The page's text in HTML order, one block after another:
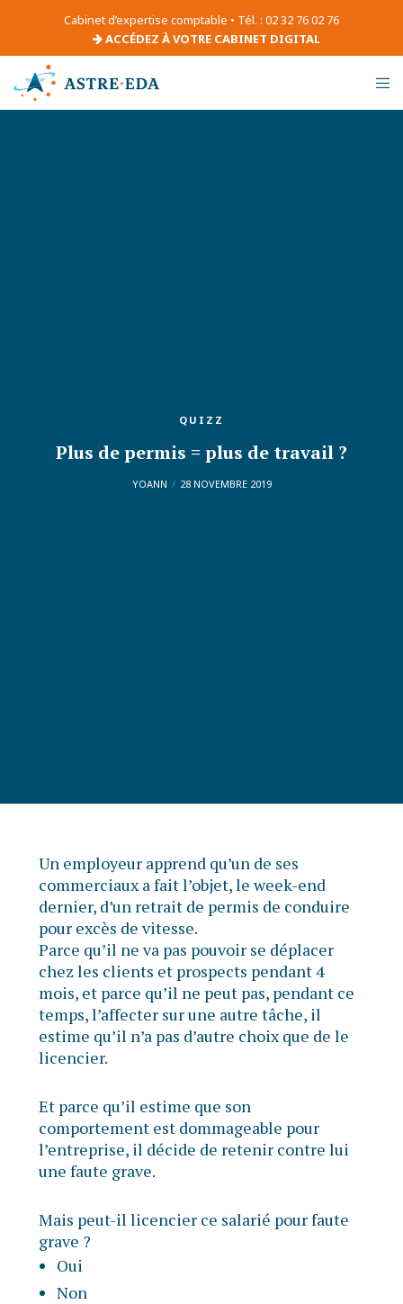
Cabinet d’expertise comptable • Tél. : 02 32 76 02 76
ACCÉDEZ À VOTRE CABINET DIGITAL
QUIZZ
Plus de permis = plus de travail ?
YOANN 28 NOVEMBRE 2019
Un employeur apprend qu’un de ses
commerciaux a fait l’objet, le week-end
dernier, d’un retrait de permis de conduire
pour excès de vitesse.
Parce qu’il ne va pas pouvoir se déplacer
chez les clients et prospects pendant 4
mois, et parce qu’il ne peut pas, pendant ce
temps, l’affecter sur une autre tâche, il
estime qu’il n’a pas d’autre choix que de le
licencier.
Et parce qu’il estime que son
comportement est dommageable pour
l’entreprise, il décide de retenir contre lui
une faute grave.
Mais peut-il licencier ce salarié pour faute
grave ?
Oui
Non